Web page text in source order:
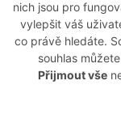
nich jsou pro
vylepšit váš
co právě hledáte.
souhlas
Přijmout vše
dokonale
obsahu kyseliny
hospodařit s
pevnější strukturu.
Instant Facelift